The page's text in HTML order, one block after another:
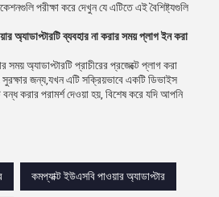
পরীক্ষা করে দেখুন যে এটিতে এই বৈশিষ্ট্যগুলি
অ্যাডাপ্টারটি ব্যবহার না করার সময় প্লাগ ইন করা
সময় অ্যাডাপ্টারটি প্রাচীরের প্রজেক্টে প্লাগ করা
জন্য,যখন এটি সক্রিয়ভাবে একটি ডিভাইস
বন্ধ করার পরামর্শ দেওয়া হয়, বিশেষ করে যদি আপনি
কমপ্যাক্ট ইউএসবি পাওয়ার অ্যাডাপ্টার